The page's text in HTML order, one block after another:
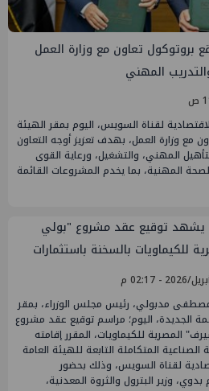
بروتوكول تعاون مع وزارة العمل
المهني
لقناة السويس، اليوم بمقر الهيئة
مع وزارة العمل، بهدف تعزيز أوجه التعاون
المهني، والتشغيل، ورعاية القوى
المهنية، بما يخدم المشروعات القائمة
يشهد توقيع عقد مشروع "بولي
للكيماويات بالسخنة باستثمارات
مدبولي، رئيس مجلس الوزراء، بمقر
الجديدة، اليوم؛ مراسم توقيع عقد مشروع
المصرية للكيماويات، المقرر إقامته
المتكاملة التابعة للهيئة العامة
لقناة السويس، وذلك بحضور
وزير البترول والثروة المعدنية،